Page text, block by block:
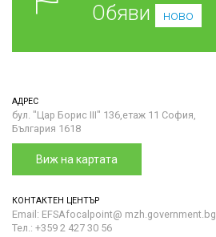
Обяви
ново
АДРЕС
бул. "Цар Борис III" 136,етаж 11 София,
България 1618
Виж на картата
КОНТАКТЕН ЦЕНТЪР
Email: EFSAfocalpoint@ mzh.government.bg
Тел.: +359 2 427 30 56